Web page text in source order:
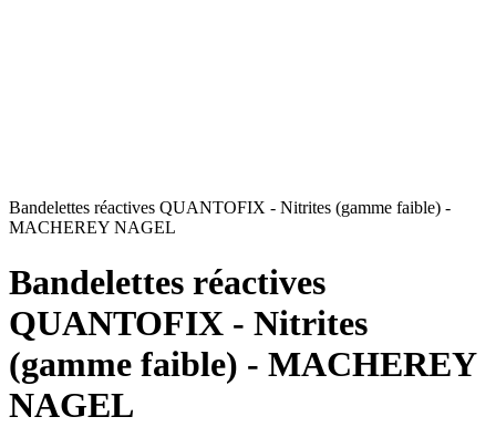
Bandelettes réactives QUANTOFIX - Nitrites (gamme faible) -
MACHEREY NAGEL
Bandelettes réactives
QUANTOFIX - Nitrites
(gamme faible) - MACHEREY
NAGEL